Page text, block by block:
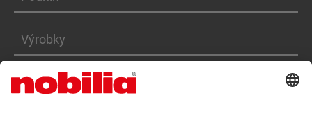
Výrobky
Služby